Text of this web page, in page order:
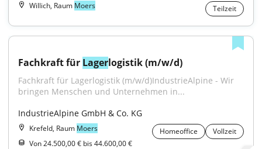
Willich, Raum Moers Teilzeit
Fachkraft für Lagerlogistik (m/w/d)
Fachkraft für Lagerlogistik (m/w/d)IndustrieAlpine - Wir
bringen Menschen und Unternehmen in...
IndustrieAlpine GmbH & Co. KG
Krefeld, Raum Moers Homeoffice
Vollzeit
Von 24.500,00 € bis 44.600,00 €